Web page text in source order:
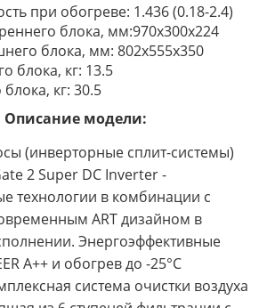
при обогреве: 1.436 (0.18-2.4)
блока, мм:970x300x224
блока, мм: 802x555x350
блока, кг: 13.5
кг: 30.5
Описание модели:
(инверторные сплит-системы)
2 Super DC Inverter -
технологии в комбинации с
ART дизайном в
Энергоэффективные
A++ и обогрев до -25°С
система очистки воздуха